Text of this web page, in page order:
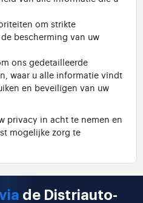
om strikte
bescherming van uw
ons gedetailleerde
waar u alle informatie vindt
en beveiligen van uw
privacy in acht te nemen en
mogelijke zorg te
de Distriauto-